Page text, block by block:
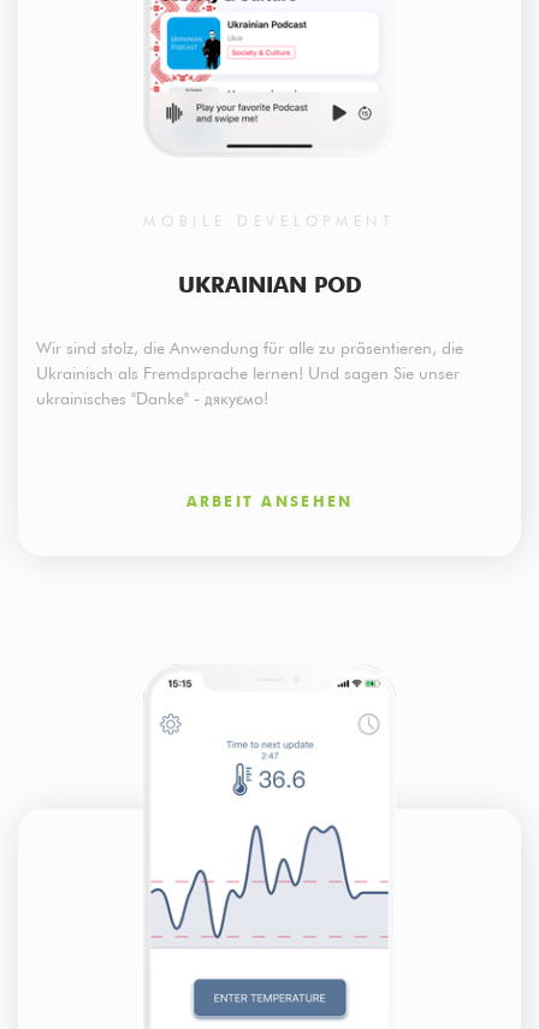
MOBILE DEVELOPMENT
UKRAINIAN POD
Wir sind stolz, die Anwendung für alle zu präsentieren, die
Ukrainisch als Fremdsprache lernen! Und sagen Sie unser
ukrainisches "Danke" - дякуємо!
ARBEIT ANSEHEN